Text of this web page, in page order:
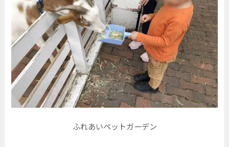
ふれあいペットガーデン